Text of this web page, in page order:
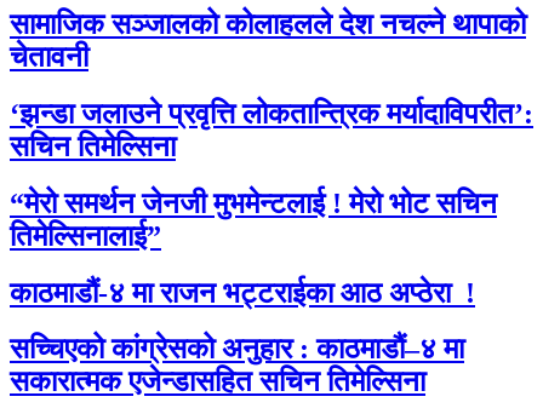
सामाजिक सञ्जालको कोलाहलले देश नचल्ने थापाको
चेतावनी
‘झन्डा जलाउने प्रवृत्ति लोकतान्त्रिक मर्यादाविपरीत’:
सचिन तिमेल्सिना
“मेरो समर्थन जेनजी मुभमेन्टलाई ! मेरो भोट सचिन
तिमेल्सिनालाई”
काठमाडौं-४ मा राजन भट्टराईका आठ अप्ठेरा !
सच्चिएको कांग्रेसको अनुहार : काठमाडौं–४ मा
सकारात्मक एजेन्डासहित सचिन तिमेल्सिना